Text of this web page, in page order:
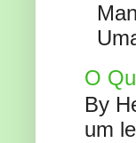
O
By
um